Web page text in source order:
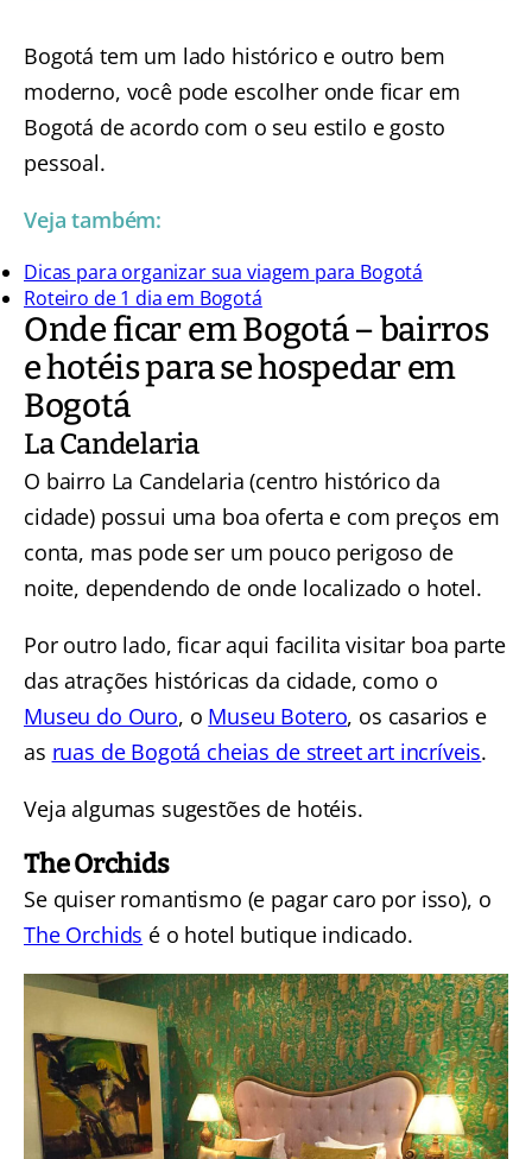
Bogotá tem um lado histórico e outro bem
moderno, você pode escolher onde ficar em
Bogotá de acordo com o seu estilo e gosto
pessoal.
Veja também:
Dicas para organizar sua viagem para Bogotá
Roteiro de 1 dia em Bogotá
Onde ficar em Bogotá – bairros
e hotéis para se hospedar em
Bogotá
La Candelaria
O bairro La Candelaria (centro histórico da
cidade) possui uma boa oferta e com preços em
conta, mas pode ser um pouco perigoso de
noite, dependendo de onde localizado o hotel.
Por outro lado, ficar aqui facilita visitar boa parte
das atrações históricas da cidade, como o
Museu do Ouro, o Museu Botero, os casarios e
as ruas de Bogotá cheias de street art incríveis.
Veja algumas sugestões de hotéis.
The Orchids
Se quiser romantismo (e pagar caro por isso), o
The Orchids é o hotel butique indicado.